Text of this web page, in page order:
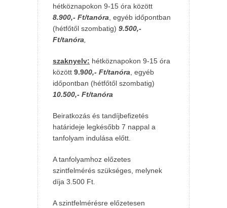
hétköznapokon 9-15 óra között
8.900,- Ft/tanóra, egyéb időpontban
(hétfőtől szombatig) 9.500,-
Ft/tanóra,
szaknyelv: hétköznapokon 9-15 óra
között 9.900,- Ft/tanóra, egyéb
időpontban (hétfőtől szombatig)
10.500,- Ft/tanóra
Beiratkozás és tandíjbefizetés
határideje legkésőbb 7 nappal a
tanfolyam indulása előtt.
A tanfolyamhoz előzetes
szintfelmérés szükséges, melynek
díja 3.500 Ft.
A szintfelmérésre előzetesen